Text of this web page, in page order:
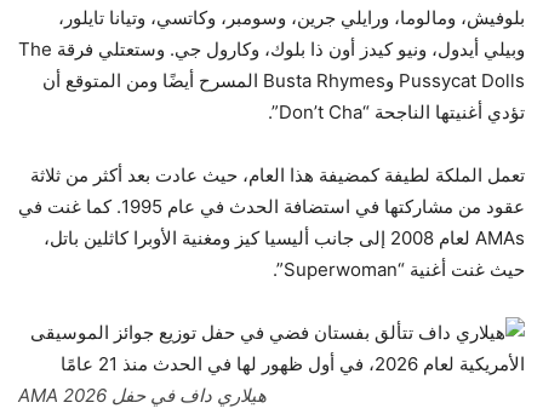
بلوفيش، ومالوما، ورايلي جرين، وسومبر، وكاتسي، وتيانا تايلور،
وبيلي أيدول، ونيو كيدز أون ذا بلوك، وكارول جي. وستعتلي فرقة The
Pussycat Dolls وBusta Rhymes المسرح أيضًا ومن المتوقع أن
تؤدي أغنيتها الناجحة “Don’t Cha”.
تعمل الملكة لطيفة كمضيفة هذا العام، حيث عادت بعد أكثر من ثلاثة
عقود من مشاركتها في استضافة الحدث في عام 1995. كما غنت في
AMAs لعام 2008 إلى جانب أليسيا كيز ومغنية الأوبرا كاثلين باتل،
حيث غنت أغنية “Superwoman”.
هيلاري داف في حفل AMA 2026